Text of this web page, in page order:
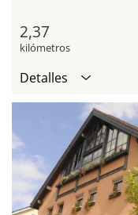
2,37
kilómetros
Detalles